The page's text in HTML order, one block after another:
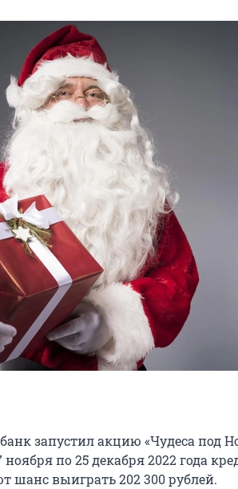
запустил акцию «Чудеса под
по 25 декабря 2022 года
шанс выиграть 202 300 рублей.